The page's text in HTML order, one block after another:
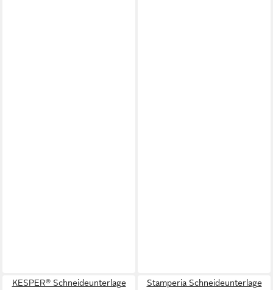
KESPER® Schneideunterlage
Stamperia Schneideunterlage